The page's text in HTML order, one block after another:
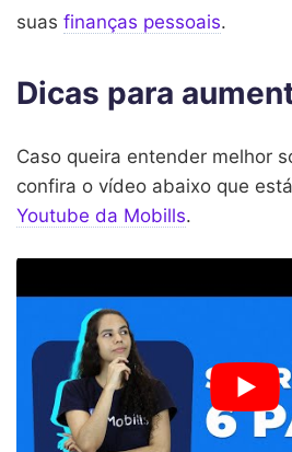
suas finanças pessoais.
Dicas para
Caso queira entender melhor
confira o vídeo abaixo que
Youtube da Mobills.